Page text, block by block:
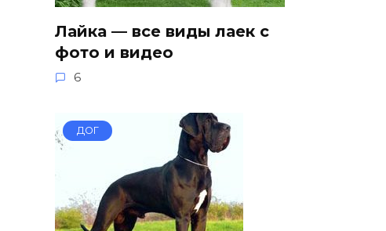
Лайка — все виды лаек с
фото и видео
6
ДОГ